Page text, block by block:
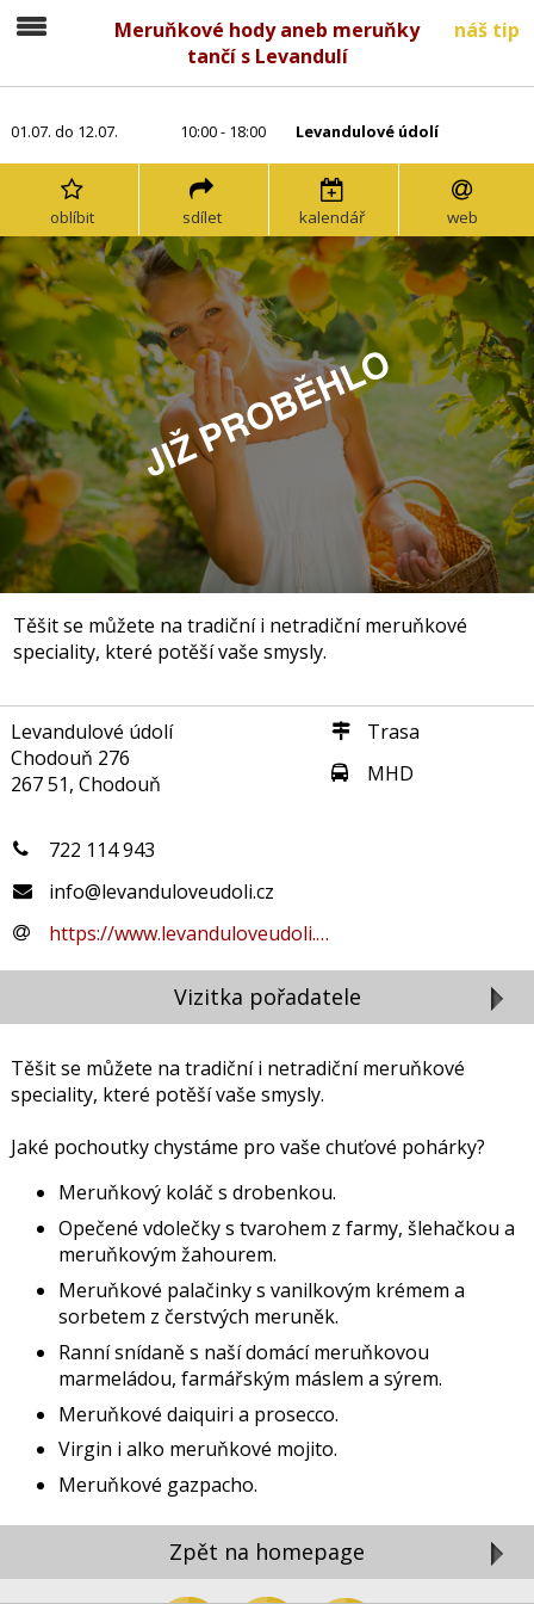
Zavřít reklamu
Meruňkové hody aneb meruňky
tančí s Levandulí
náš tip
01.07. do 12.07. 10:00 - 18:00 Levandulové údolí
oblíbit sdílet kalendář web
Těšit se můžete na tradiční i netradiční meruňkové
speciality, které potěší vaše smysly.
Levandulové údolí
Chodouň 276
267 51, Chodouň
Trasa
MHD
722 114 943
info@levanduloveudoli.cz
https://www.levanduloveudoli.…
Vizitka pořadatele
Těšit se můžete na tradiční i netradiční meruňkové
speciality, které potěší vaše smysly.
Jaké pochoutky chystáme pro vaše chuťové pohárky?
Meruňkový koláč s drobenkou.
Opečené vdolečky s tvarohem z farmy, šlehačkou a
meruňkovým žahourem.
Meruňkové palačinky s vanilkovým krémem a
sorbetem z čerstvých meruněk.
Ranní snídaně s naší domácí meruňkovou
marmeládou, farmářským máslem a sýrem.
Meruňkové daiquiri a prosecco.
Virgin i alko meruňkové mojito.
Meruňkové gazpacho.
Zpět na homepage